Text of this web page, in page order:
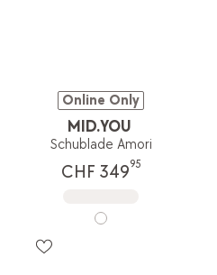
Online Only
MID.YOU
Schublade Amori
CHF 34995